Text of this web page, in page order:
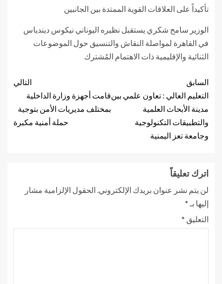
تأكيداً على العلاقات القوية الممتدة بين الجانبين
الوزير ⁧‫سامح شكري‬⁩ يستقبل نظيره اليوناني ⁧‫نيكوس ديندياس‬⁩
في القاهرة لمواصلة النقاش والتنسيق حول الموضوعات
الثنائية والإقليمية ذات الاهتمام المُشترك
السابق
التعليم العالي : تعاون علمي بين
مدينة الأبحاث العلمية
والتطبيقات التكنولوجية
وجامعة تعز اليمنية
التالي
قامت أجهزة وزارة الداخلية
بمختلف مديريات الأمن بتوجية
حملة أمنية مكبرة
اترك تعليقاً
لن يتم نشر عنوان بريدك الإلكتروني. الحقول الإلزامية مشار
إليها بـ *
التعليق *